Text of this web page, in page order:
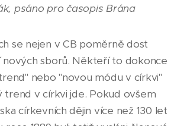
psáno pro časopis Brána
se nejen v CB poměrně dost
nových sborů. Někteří to dokonce
nebo "novou módu v církvi"
trend v církvi jde. Pokud ovšem
církevních dějin více než 130 let